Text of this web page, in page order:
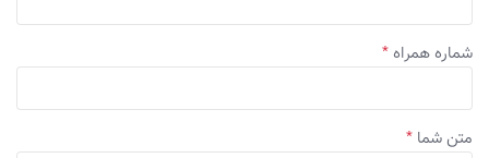
شماره همراه *
متن شما *